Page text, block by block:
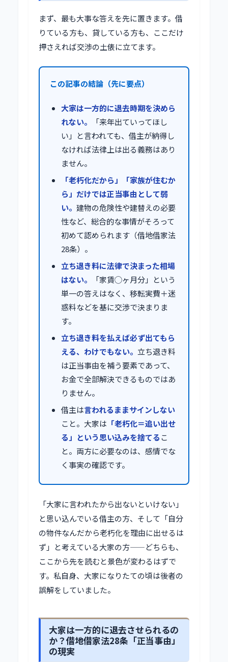
まず、最も大事な答えを先に置きます。借
りている方も、貸している方も、ここだけ
押さえれば交渉の土俵に立てます。
この記事の結論（先に要点）
大家は一方的に退去時期を決めら
れない。
「来年出ていってほし
い」と言われても、借主が納得し
なければ法律上は出る義務はあり
ません。
「老朽化だから」「家族が住むか
ら」だけでは正当事由として弱
い。建物の危険性や建替えの必要
性など、総合的な事情がそろって
初めて認められます（借地借家法
28条）。
立ち退き料に法律で決まった相場
はない。
「家賃◯ヶ月分」という
単一の答えはなく、移転実費＋迷
惑料などを基に交渉で決まりま
す。
立ち退き料を払えば必ず出てもら
える、わけでもない。立ち退き料
は正当事由を補う要素であって、
お金で全部解決できるものではあ
りません。
借主は言われるままサインしない
こと。大家は 「老朽化＝追い出せ
る」という思い込みを捨てるこ
と。両方に必要なのは、感情でな
く事実の確認です。
「大家に言われたから出ないといけない」
と思い込んでいる借主の方、そして「自分
の物件なんだから老朽化を理由に出せるは
ず」と考えている大家の方——どちらも、
ここから先を読むと景色が変わるはずで
す。私自身、大家になりたての頃は後者の
誤解をしていました。
大家は一方的に退去させられるの
か？借地借家法28条「正当事由」
の現実